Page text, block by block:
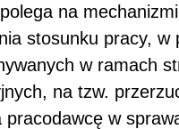
na
stosunku pracy, w
w ramach
na tzw.
pracodawcę w